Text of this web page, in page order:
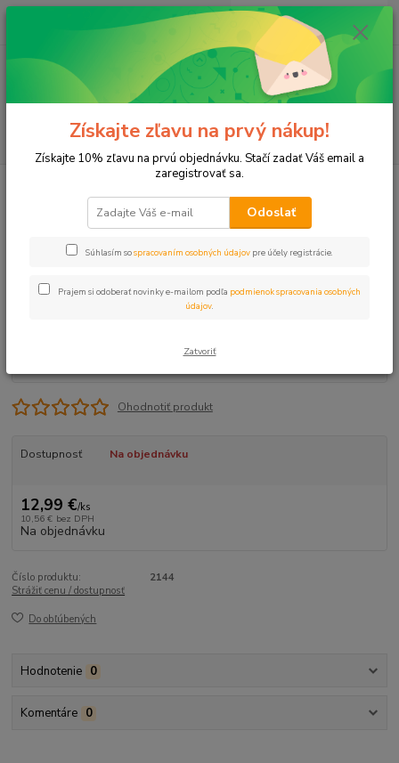
Menu
(Po-Pia, 8-17 hod.)
ks
za0 €
Programátor RN mechanický - 1-120 min
Programátor RN mechanický - 1-
120 min
Ohodnotiť produkt
Dostupnosť Na objednávku
12,99 €/ks
10,56 € bez DPH
Na objednávku
Číslo produktu:
2144
Strážiť cenu / dostupnosť
Do obľúbených
Hodnotenie 0
Komentáre 0
Získajte zľavu na prvý nákup!
Získajte 10% zľavu na prvú objednávku. Stačí zadať Váš email a
zaregistrovať sa.
Odoslať
Súhlasím sospracovaním osobných údajov pre účely registrácie.
Prajem si odoberať novinky e-mailom podľa podmienok spracovania osobných
údajov
Zatvoriť